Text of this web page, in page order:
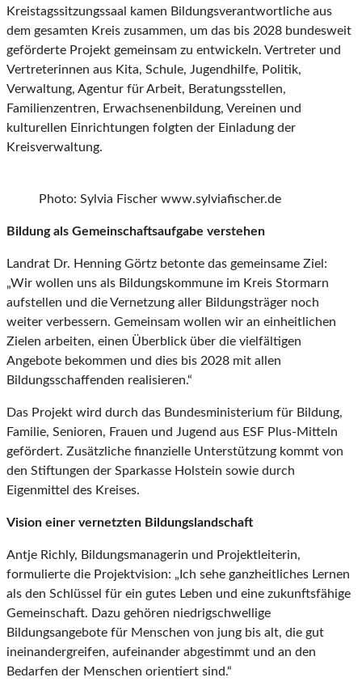
Kreistagssitzungssaal kamen Bildungsverantwortliche aus
dem gesamten Kreis zusammen, um das bis 2028 bundesweit
geförderte Projekt gemeinsam zu entwickeln. Vertreter und
Vertreterinnen aus Kita, Schule, Jugendhilfe, Politik,
Verwaltung, Agentur für Arbeit, Beratungsstellen,
Familienzentren, Erwachsenenbildung, Vereinen und
kulturellen Einrichtungen folgten der Einladung der
Kreisverwaltung.
Photo: Sylvia Fischer www.sylviafischer.de
Bildung als Gemeinschaftsaufgabe verstehen
Landrat Dr. Henning Görtz betonte das gemeinsame Ziel:
„Wir wollen uns als Bildungskommune im Kreis Stormarn
aufstellen und die Vernetzung aller Bildungsträger noch
weiter verbessern. Gemeinsam wollen wir an einheitlichen
Zielen arbeiten, einen Überblick über die vielfältigen
Angebote bekommen und dies bis 2028 mit allen
Bildungsschaffenden realisieren.“
Das Projekt wird durch das Bundesministerium für Bildung,
Familie, Senioren, Frauen und Jugend aus ESF Plus-Mitteln
gefördert. Zusätzliche finanzielle Unterstützung kommt von
den Stiftungen der Sparkasse Holstein sowie durch
Eigenmittel des Kreises.
Vision einer vernetzten Bildungslandschaft
Antje Richly, Bildungsmanagerin und Projektleiterin,
formulierte die Projektvision: „Ich sehe ganzheitliches Lernen
als den Schlüssel für ein gutes Leben und eine zukunftsfähige
Gemeinschaft. Dazu gehören niedrigschwellige
Bildungsangebote für Menschen von jung bis alt, die gut
ineinandergreifen, aufeinander abgestimmt und an den
Bedarfen der Menschen orientiert sind.“